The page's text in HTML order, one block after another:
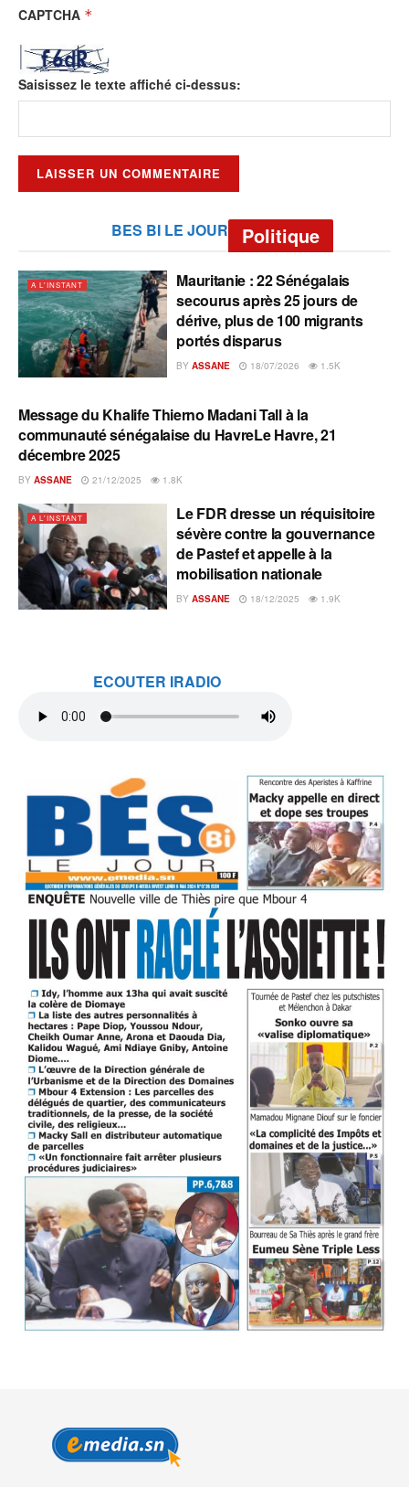
CAPTCHA *
Saisissez le texte affiché ci-dessus:
BES BI LE JOUR Politique
A L'INSTANT
Mauritanie : 22 Sénégalais
secourus après 25 jours de
dérive, plus de 100 migrants
portés disparus
BY ASSANE 18/07/2026 1.5K
A L'INSTANT
Message du Khalife Thierno Madani Tall à la
communauté sénégalaise du HavreLe Havre, 21
décembre 2025
BY ASSANE 21/12/2025 1.8K
A L'INSTANT
Le FDR dresse un réquisitoire
sévère contre la gouvernance
de Pastef et appelle à la
mobilisation nationale
BY ASSANE 18/12/2025 1.9K
ECOUTER IRADIO